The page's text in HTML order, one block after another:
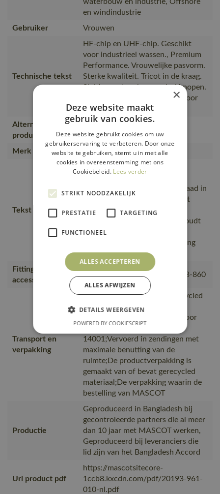
en windindustrie
Gebruiker
Vrouwen
Technische tekst
HF-chip en UHF-chip. Geschikt
voor industrieel wassen., Premium
Performance. Vrouwelijke pasvorm.
Sterke kwaliteit. Tricot in de kraag.
Sluiting met verborgen drukknopen.
Verstevigde boord. Geschikt voor
naamlabel
Alternatieve
producten
Merk MASCOT®
Tekst usp
Het product kan industrieel
getailleerd damesmodel., De naad in
de nek is afgezet met een zacht
materiaal om irritaties te
voorkomen., Het product behoudt
zijn kleur en vorm goed na het
wassen., Geschikt voor plaatsing
van een HF-chip.
Fitting
accessories
18050-802, 50602-010, 50143-860
Transport en
verpakking
is gemaakt van of bevat gerecycled
materiaal, Van productie naar
magazijnen getransporteerd door
transportpartners met ISO
14001;Vervoerd in zendingen met
maximale benutting van de
ruimte;De productverpakking is
gemaakt van of bevat gerecycled
materiaal;De verpakking waarin de
bestelling van MASCOT
Productie
Geproduceerd in Bangladesh bij
gecontroleerde partners die al meer
dan 10 jaar met MASCOT werken,
Geproduceerd bij leveranciers die
lid zijn van het Bangladesh Accord
Url product pdf
https://mascotsitecore-
1ccb8.kxcdn.com/pdf/20193-961-
010-nl.pdf
×
Deze website maakt
gebruik van cookies.
Deze website gebruikt cookies om uw
gebruikerservaring te verbeteren. Door onze
website te gebruiken, stemt u in met alle
cookies in overeenstemming met ons
Cookiebeleid. Lees verder
STRIKT NOODZAKELIJK
PRESTATIE TARGETING
FUNCTIONEEL
ALLES ACCEPTEREN
ALLES AFWIJZEN
DETAILS WEERGEVEN
POWERED BY COOKIESCRIPT